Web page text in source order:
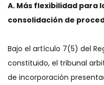
A. Más flexibilidad para
consolidación de
Bajo el artículo 7(5) del
constituido, el tribunal
de incorporación